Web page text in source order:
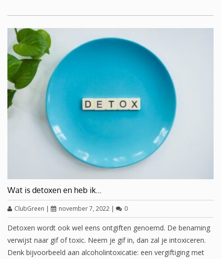
Wat is detoxen en heb ik…
ClubGreen | november 7, 2022 | 0
Detoxen wordt ook wel eens ontgiften genoemd. De benaming
verwijst naar gif of toxic. Neem je gif in, dan zal je intoxiceren.
Denk bijvoorbeeld aan alcoholintoxicatie: een vergiftiging met